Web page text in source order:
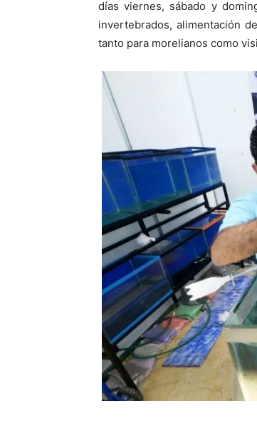
días viernes, sábado y
invertebrados, alimentación
tanto para morelianos como